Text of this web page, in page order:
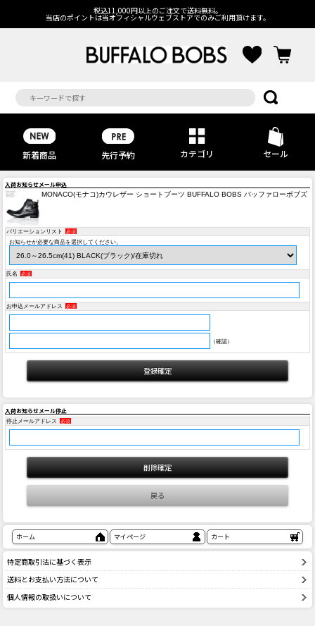
税込11,000円以上のご注文で送料無料。
当店のポイントは当オフィシャルウェブストアでのみご利用頂けます。
新着商品 先行予約 カテゴリ セール
入荷お知らせメール申込
MONACO(モナコ)カウレザー ショートブーツ BUFFALO BOBS バッファローボブズ
バリエーションリスト
必須
お知らせが必要な商品を選択してください。
氏名 必須
お申込メールアドレス 必須
（確認）
入荷お知らせメール停止
停止メールアドレス 必須
ホーム マイページ カート
特定商取引法に基づく表示
送料とお支払い方法について
個人情報の取扱いについて